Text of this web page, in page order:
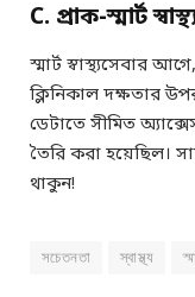
C. প্রাক-স্মার্ট
স্মার্ট স্বাস্থ্যসেবার
ক্লিনিকাল দক্ষতার
ডেটাতে সীমিত
তৈরি করা হয়েছিল।
থাকুন!
সচেতনতা স্বাস্থ্য